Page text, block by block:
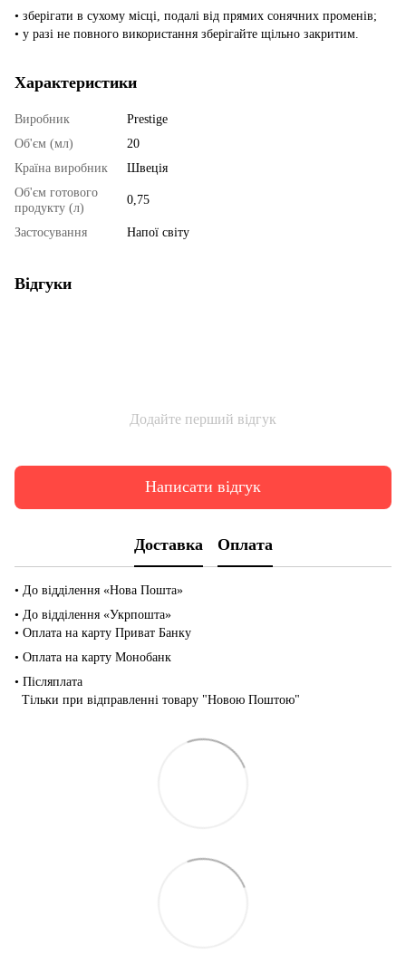
• зберігати в сухому місці, подалі від прямих сонячних променів;
• у разі не повного використання зберігайте щільно закритим.
Характеристики
Виробник
Prestige
Об'єм (мл)
20
Країна виробник
Швеція
Об'єм готового
продукту (л)
0,75
Застосування Напої світу
Відгуки
Додайте перший відгук
Написати відгук
Доставка Оплата
• До відділення «Нова Пошта»
• До відділення «Укрпошта»
• Оплата на карту Приват Банку
• Оплата на карту Монобанк
• Післяплата
Тільки при відправленні товару "Новою Поштою"